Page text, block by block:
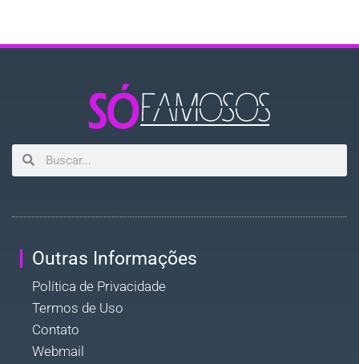
Outras Informações
Política de Privacidade
Termos de Uso
Contato
Webmail